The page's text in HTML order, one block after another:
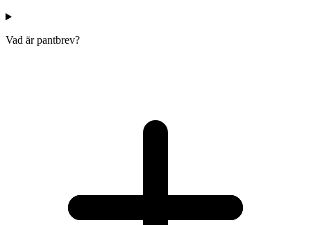
Vad är pantbrev?